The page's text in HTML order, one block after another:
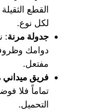
القطع
لكل نوع.
جدولة مرنة:
دوامك
مفتعل.
فريق
تماماً فلا
التحميل.